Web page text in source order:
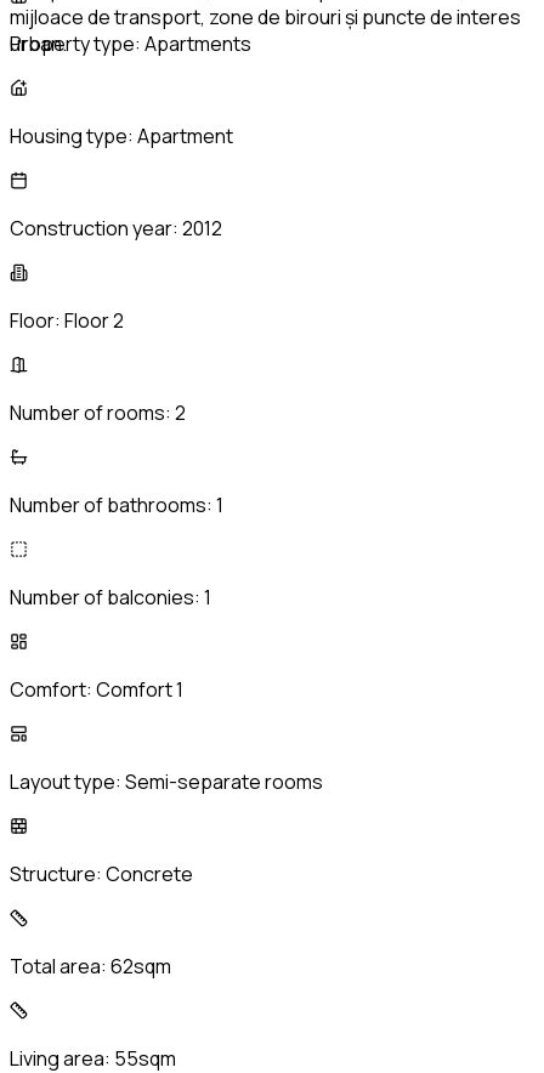
mijloace de transport, zone de birouri și puncte de interes
urban.
Property type: Apartments
Housing type: Apartment
Construction year: 2012
Floor: Floor 2
Number of rooms: 2
Number of bathrooms: 1
Number of balconies: 1
Comfort: Comfort 1
Layout type: Semi-separate rooms
Structure: Concrete
Total area: 62sqm
Living area: 55sqm